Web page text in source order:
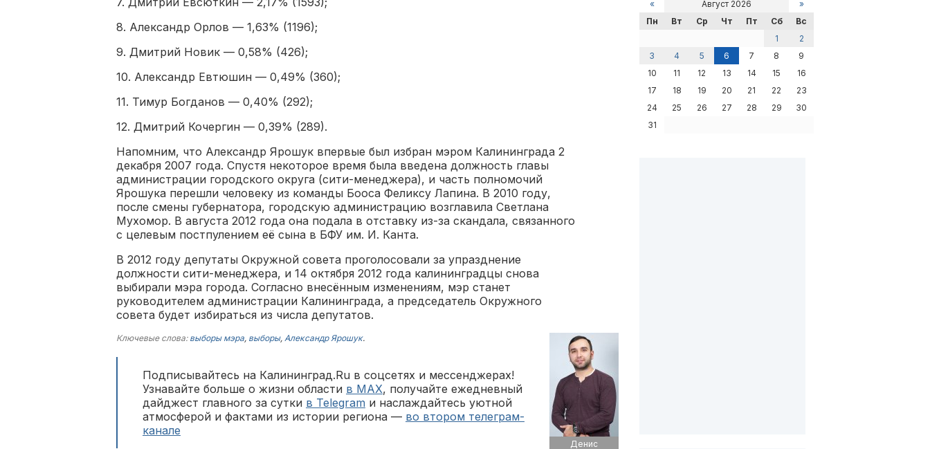
8. Александр Орлов — 1,63% (1196);
9. Дмитрий Новик — 0,58% (426);
10. Александр Евтюшин — 0,49% (360);
11. Тимур Богданов — 0,40% (292);
12. Дмитрий Кочергин — 0,39% (289).
Напомним, что Александр Ярошук впервые был избран мэром Калининграда 2
декабря 2007 года. Спустя некоторое время была введена должность главы
администрации городского округа (сити-менеджера), и часть полномочий
Ярошука перешли человеку из команды Бооса Феликсу Лапина. В 2010 году,
после смены губернатора, городскую администрацию возглавила Светлана
Мухомор. В августа 2012 года она подала в отставку из-за скандала, связанного
с целевым постпулением её сына в БФУ им. И. Канта.
В 2012 году депутаты Окружной совета проголосовали за упразднение
должности сити-менеджера, и 14 октября 2012 года калининградцы снова
выбирали мэра города. Согласно внесённым изменениям, мэр станет
руководителем администрации Калининграда, а председатель Окружного
совета будет избираться из числа депутатов.
Денис
Ключевые слова: выборы мэра, выборы, Александр Ярошук.
Подписывайтесь на Калининград.Ru в соцсетях и мессенджерах!
Узнавайте больше о жизни области в MAX, получайте ежедневный
дайджест главного за сутки в Telegram и наслаждайтесь уютной
атмосферой и фактами из истории региона — во втором телеграм-
канале
« Август 2026
»
Пн
Вт Ср Чт Пт Сб
Вс
1
2
3
4 5 6 7 8
9
10
11 12 13 14 15
16
17
18 19 20 21 22
23
24
25 26 27 28 29
30
31